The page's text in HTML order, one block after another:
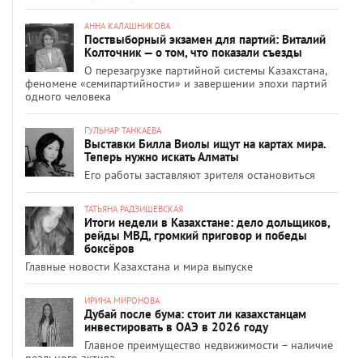
АННА КАЛАШНИКОВА
Поствыборный экзамен для партий: Виталий
Колточник — о том, что показали съезды
О перезагрузке партийной системы Казахстана,
феномене «семипартийности» и завершении эпохи партий
одного человека
ГУЛЬНАР ТАНКАЕВА
Выставки Билла Виолы ищут на картах мира.
Теперь нужно искать Алматы
Его работы заставляют зрителя остановиться
ТАТЬЯНА РАДЗИШЕВСКАЯ
Итоги недели в Казахстане: дело дольщиков,
рейды МВД, громкий приговор и победы
боксёров
Главные новости Казахстана и мира выпуске
ИРИНА МИРОНОВА
Дубай после бума: стоит ли казахстанцам
инвестировать в ОАЭ в 2026 году
Главное преимущество недвижимости – наличие